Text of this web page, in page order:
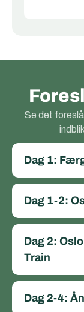
Se det
Dag 1:
Dag 1-2:
Dag 2:
Train
Dag 2-4: